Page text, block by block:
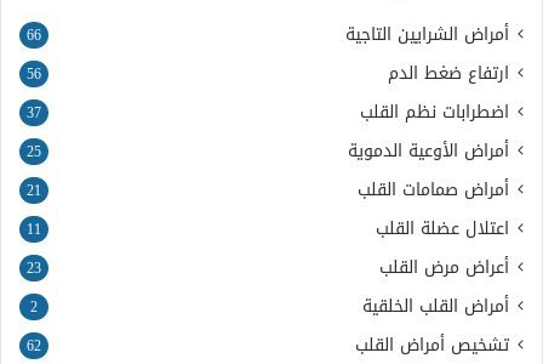
أمراض الشرايين التاجية 66
ارتفاع ضغط الدم 56
اضطرابات نظم القلب 37
أمراض الأوعية الدموية 25
أمراض صمامات القلب 21
اعتلال عضلة القلب 11
أعراض مرض القلب 23
أمراض القلب الخلقية 2
تشخيص أمراض القلب 62